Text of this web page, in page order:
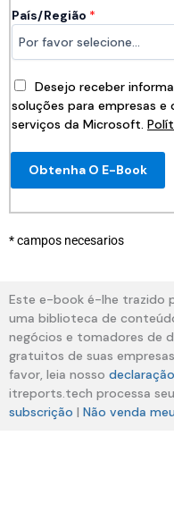
País/Região *
Desejo receber
soluções para empresas
serviços da Microsoft.
Obtenha O E-Book
* campos necesarios
Este e-book é-lhe trazido
uma biblioteca de
negócios e tomadores de
gratuitos de suas
favor, leia nosso
itreports.tech processa
subscrição | Não venda